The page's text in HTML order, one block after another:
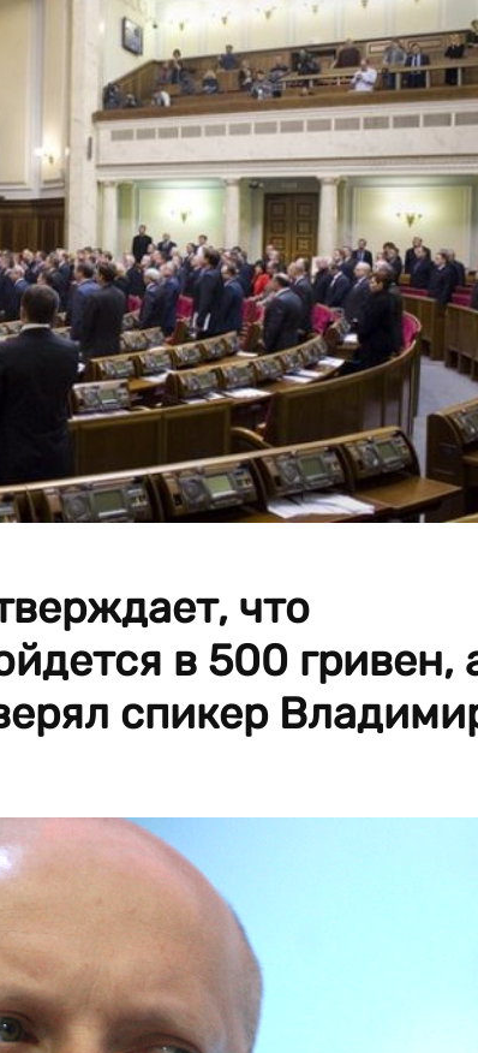
что
в 500 гривен,
спикер